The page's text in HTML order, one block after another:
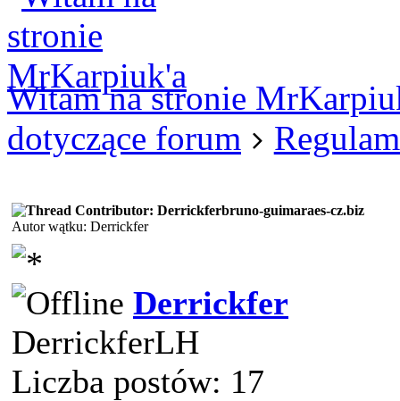
Witam na stronie
dotyczące forum
bruno-guimaraes-cz.biz
Autor wątku: Derrickfer
Derrickfer
DerrickferLH
Liczba postów: 17